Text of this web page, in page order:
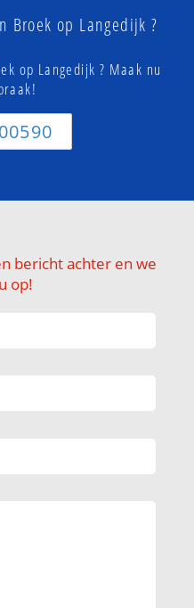
Broek op Langedijk ?
op Langedijk ? Maak nu
bericht achter en we
op!